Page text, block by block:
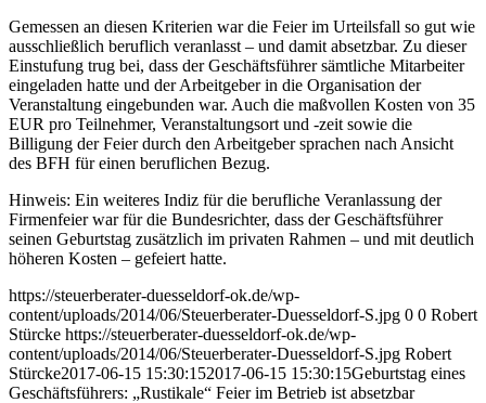
Gemessen an diesen Kriterien war die Feier im Urteilsfall so gut wie
ausschließlich beruflich veranlasst – und damit absetzbar. Zu dieser
Einstufung trug bei, dass der Geschäftsführer sämtliche Mitarbeiter
eingeladen hatte und der Arbeitgeber in die Organisation der
Veranstaltung eingebunden war. Auch die maßvollen Kosten von 35
EUR pro Teilnehmer, Veranstaltungsort und -zeit sowie die
Billigung der Feier durch den Arbeitgeber sprachen nach Ansicht
des BFH für einen beruflichen Bezug.
Hinweis: Ein weiteres Indiz für die berufliche Veranlassung der
Firmenfeier war für die Bundesrichter, dass der Geschäftsführer
seinen Geburtstag zusätzlich im privaten Rahmen – und mit deutlich
höheren Kosten – gefeiert hatte.
https://steuerberater-duesseldorf-ok.de/wp-
content/uploads/2014/06/Steuerberater-Duesseldorf-S.jpg 0 0 Robert
Stürcke https://steuerberater-duesseldorf-ok.de/wp-
content/uploads/2014/06/Steuerberater-Duesseldorf-S.jpg Robert
Stürcke2017-06-15 15:30:152017-06-15 15:30:15Geburtstag eines
Geschäftsführers: „Rustikale“ Feier im Betrieb ist absetzbar